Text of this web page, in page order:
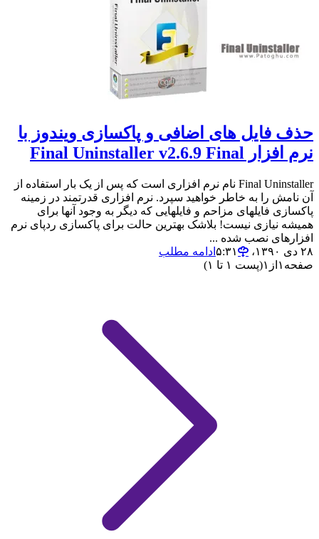
حذف فایل های اضافی و پاکسازی ویندوز با
نرم افزار Final Uninstaller v2.6.9 Final
Final Uninstaller نام نرم افزاری است که پس از یک بار استفاده از
آن نامش را به خاطر خواهید سپرد. نرم افزاری قدرتمند در زمینه
پاکسازی فایلهای مزاحم و فایلهایی که دیگر به وجود آنها برای
همیشه نیازی نیست! بلاشک بهترین حالت برای پاکسازی ردپای نرم
افزارهای نصب شده ...
۲۸ دی ۱۳۹۰،‏ ۵:۳۱
ادامه مطلب
صفحه ۱ از ۱(پست ۱ تا ۱)